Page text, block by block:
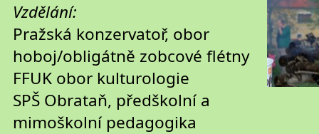
Vzdělání:
Pražská konzervatoř, obor
hoboj/obligátně zobcové flétny
FFUK obor kulturologie
SPŠ Obrataň, předškolní a
mimoškolní pedagogika